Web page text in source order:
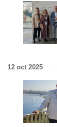
12 oct 2025